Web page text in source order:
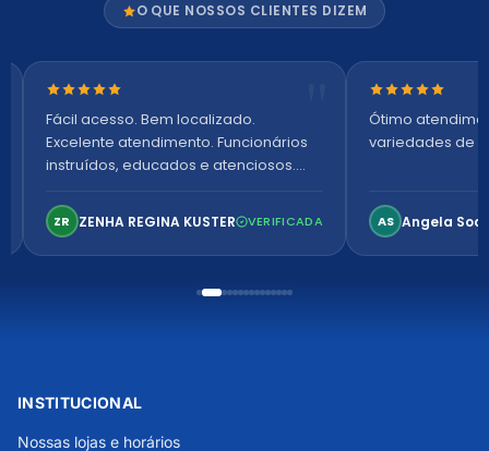
O QUE NOSSOS CLIENTES DIZEM
Nota 5 de 5 estrelas
Fácil acesso. Bem localizado.
Excelente atendimento. Funcionários
instruídos, educados e atenciosos.
confortável. Perfeito!
ZR ZENHA REGINA KUSTER VERIFICADA
Nota 5 de 5
Ótimo
variedades de
AS Angela
INSTITUCIONAL
Nossas lojas e horários